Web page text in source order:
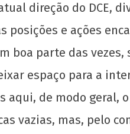
wp-
direção do DCE,
posições e ações
boa parte das
espaço para a
aqui, de modo geral,
vazias, mas, pelo